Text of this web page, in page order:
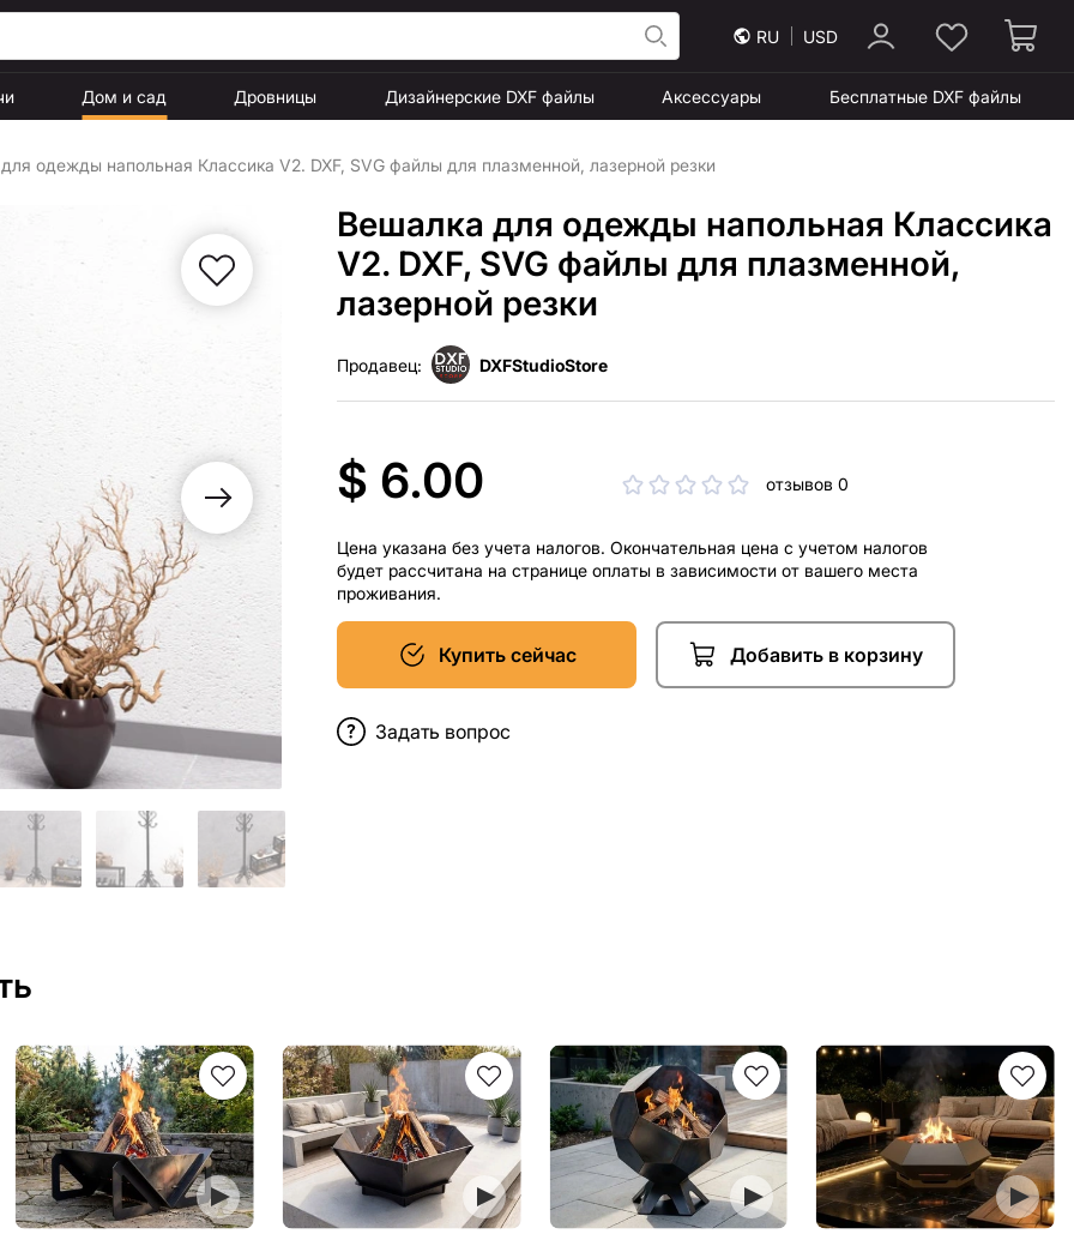
RU USD
Дом и сад Дровницы Дизайнерские DXF файлы Аксессуары Бесплатные DXF файлы
одежды напольная Классика V2. DXF, SVG файлы для плазменной, лазерной резки
Вешалка для одежды напольная Классика
V2. DXF, SVG файлы для плазменной,
лазерной резки
Продавец: DXFStudioStore
$ 6.00 отзывов 0
Цена указана без учета налогов. Окончательная цена с учетом налогов
будет рассчитана на странице оплаты в зависимости от вашего места
проживания.
Купить сейчас Добавить в корзину
Задать вопрос